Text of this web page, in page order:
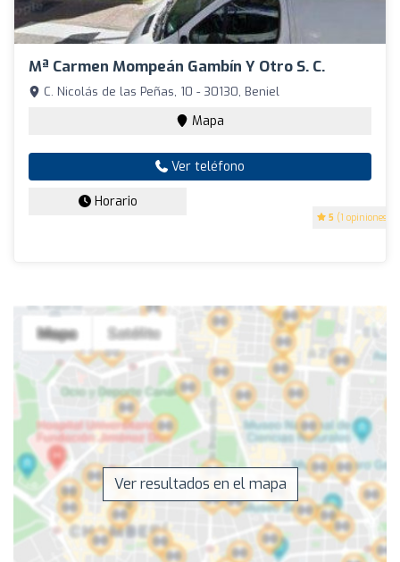
Mª Carmen Mompeán Gambín Y Otro S. C.
5 (1 opiniones)
C. Nicolás de las Peñas, 10 - 30130, Beniel
Mapa
Ver teléfono
Horario
Ver resultados en el mapa